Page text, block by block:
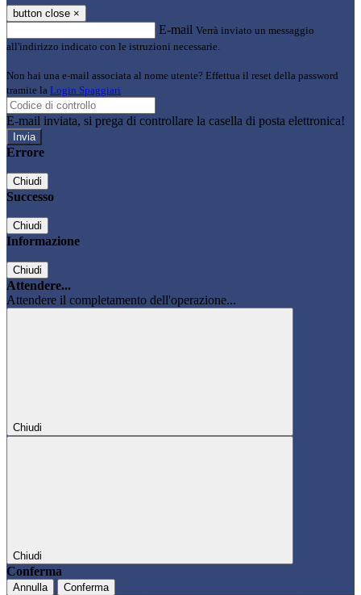
button close ×
E-mail Verrà inviato un messaggio
all'indirizzo indicato con le istruzioni necessarie.
Non hai una e-mail associata al nome utente? Effettua il reset della password
tramite la Login Spaggiari
E-mail inviata, si prega di controllare la casella di posta elettronica!
Errore
Chiudi
Successo
Chiudi
Informazione
Chiudi
Attendere...
Attendere il completamento dell'operazione...
Chiudi
Chiudi
Conferma
Annulla Conferma